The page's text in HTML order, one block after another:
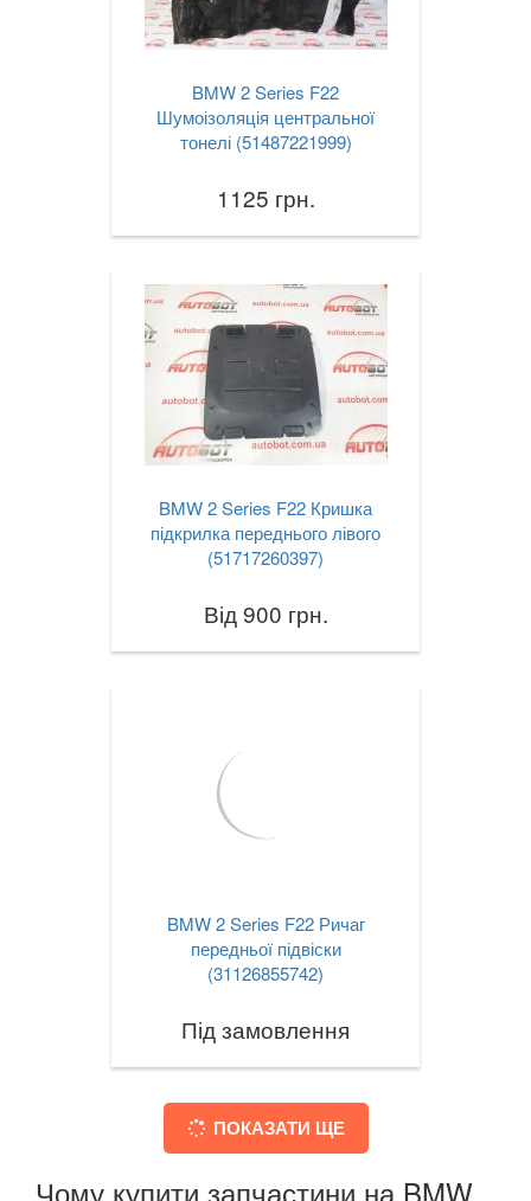
BMW 2 Series F22
Шумоізоляція центральної
тонелі (51487221999)
1125 грн.
BMW 2 Series F22 Кришка
підкрилка переднього лівого
(51717260397)
Від 900 грн.
BMW 2 Series F22 Ричаг
передньої підвіски
(31126855742)
Під замовлення
ПОКАЗАТИ ЩЕ
Чому купити запчастини на BMW